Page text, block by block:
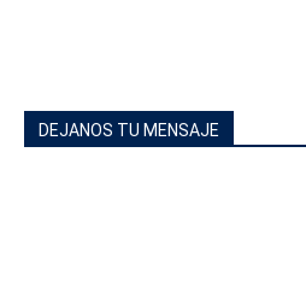
DEJANOS TU MENSAJE